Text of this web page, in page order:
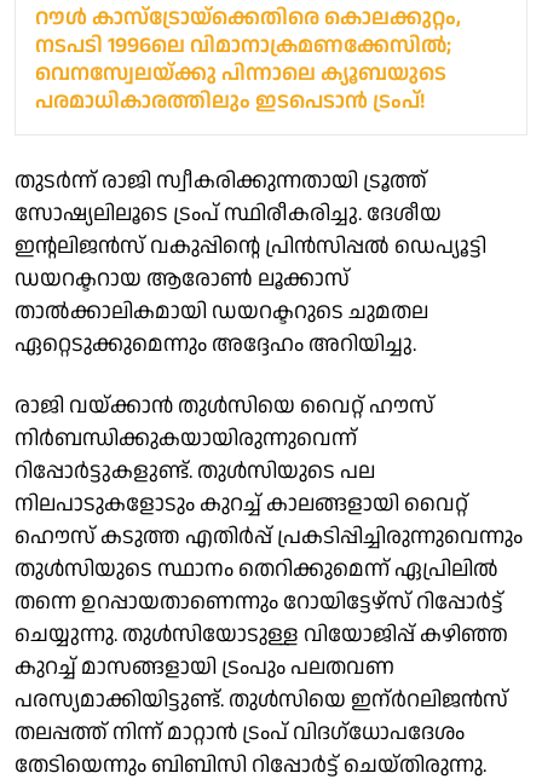
റൗൾ കാസ്ട്രോയ്ക്കെതിരെ കൊലക്കുറ്റം,
നടപടി 1996ലെ വിമാനാക്രമണക്കേസിൽ;
വെനസ്വേലയ്ക്കു പിന്നാലെ ക്യൂബയുടെ
പരമാധികാരത്തിലും ഇടപെടാന്‍ ട്രംപ്!
തുടർന്ന് രാജി സ്വീകരിക്കുന്നതായി ട്രൂത്ത്
സോഷ്യലിലൂടെ ട്രംപ് സ്ഥിരീകരിച്ചു. ദേശീയ
ഇന്റലിജൻസ് വകുപ്പിന്റെ പ്രിൻസിപ്പൽ ഡെപ്യൂട്ടി
ഡയറക്ടറായ ആരോൺ ലൂക്കാസ്
താൽക്കാലികമായി ഡയറക്ടറുടെ ചുമതല
ഏറ്റെടുക്കുമെന്നും അദ്ദേഹം അറിയിച്ചു.
രാജി വയ്ക്കാൻ തുൾസിയെ വൈറ്റ് ഹൗസ്‌
നിർബന്ധിക്കുകയായിരുന്നുവെന്ന്
റിപ്പോർട്ടുകളുണ്ട്. തുൾസിയുടെ പല
നിലപാടുകളോടും കുറച്ച് കാലങ്ങളായി വൈറ്റ്
ഹൌസ് കടുത്ത എതിർപ്പ് പ്രകടിപ്പിച്ചിരുന്നുവെന്നും
തുൾസിയുടെ സ്ഥാനം തെറിക്കുമെന്ന് ഏപ്രിലിൽ
തന്നെ ഉറപ്പായതാണെന്നും റോയിട്ടേഴ്സ് റിപ്പോർട്ട്
ചെയ്യുന്നു. തുൾസിയോടുള്ള വിയോജിപ്പ് കഴിഞ്ഞ
കുറച്ച് മാസങ്ങളായി ട്രംപും പലതവണ
പരസ്യമാക്കിയിട്ടുണ്ട്. തുൾസിയെ ഇന്ർറലിജൻസ്
തലപ്പത്ത് നിന്ന് മാറ്റാൻ ട്രംപ് വിദഗ്ധോപദേശം
തേടിയെന്നും ബിബിസി റിപ്പോർട്ട് ചെയ്തിരുന്നു.